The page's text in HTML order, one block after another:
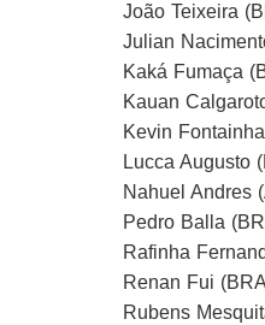
João Teixeira
Julian
Kaká Fumaça
Kauan
Kevin
Lucca Augusto
Nahuel Andres
Pedro Balla
Rafinha
Renan Fui
Rubens